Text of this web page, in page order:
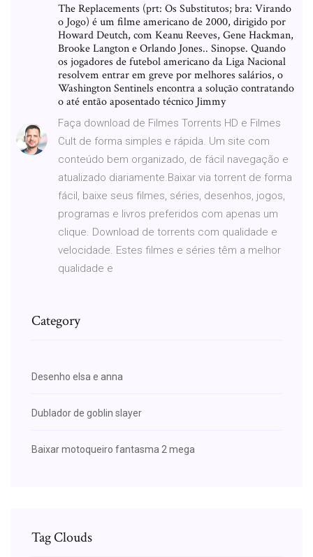
The Replacements (prt: Os Substitutos; bra: Virando
o Jogo) é um filme americano de 2000, dirigido por
Howard Deutch, com Keanu Reeves, Gene Hackman,
Brooke Langton e Orlando Jones.. Sinopse. Quando
os jogadores de futebol americano da Liga Nacional
resolvem entrar em greve por melhores salários, o
Washington Sentinels encontra a solução contratando
o até então aposentado técnico Jimmy
Faça download de Filmes Torrents HD e Filmes
Cult de forma simples e rápida. Um site com
conteúdo bem organizado, de fácil navegação e
atualizado diariamente.Baixar via torrent de forma
fácil, baixe seus filmes, séries, desenhos, jogos,
programas e livros preferidos com apenas um
clique. Download de torrents com qualidade e
velocidade. Estes filmes e séries têm a melhor
qualidade e
Category
Desenho elsa e anna
Dublador de goblin slayer
Baixar motoqueiro fantasma 2 mega
Tag Clouds